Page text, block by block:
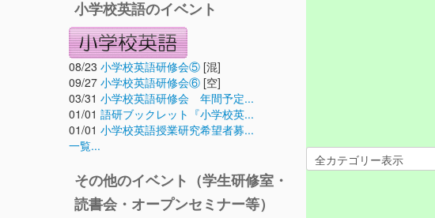
小学校英語のイベント
08/23 小学校英語研修会⑤ [混]
09/27 小学校英語研修会⑥ [空]
03/31 小学校英語研修会 年間予定...
01/01 語研ブックレット『小学校英...
01/01 小学校英語授業研究希望者募...
一覧...
その他のイベント（学生研修室・
読書会・オープンセミナー等）